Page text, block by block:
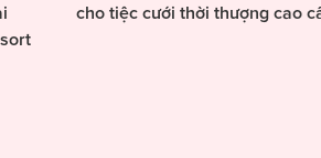
cho tiệc cưới thời thượng cao